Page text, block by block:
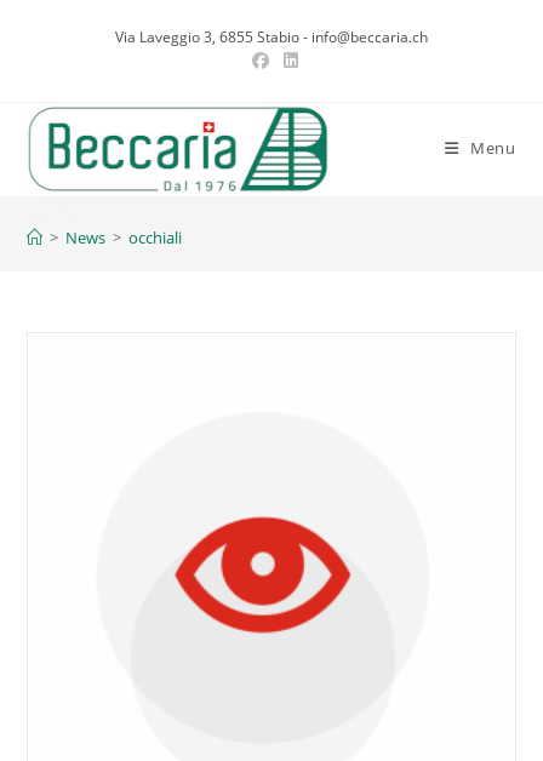
Via Laveggio 3, 6855 Stabio - info@beccaria.ch
Menu
> News > occhiali